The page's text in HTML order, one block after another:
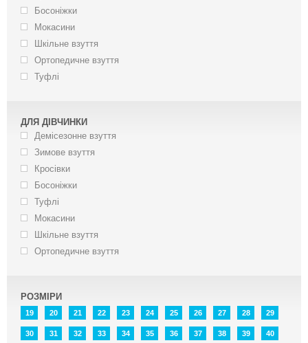
Босоніжки
Мокасини
Шкільне взуття
Ортопедичне взуття
Туфлі
ДЛЯ ДІВЧИНКИ
Демісезонне взуття
Зимове взуття
Кросівки
Босоніжки
Туфлі
Мокасини
Шкільне взуття
Ортопедичне взуття
РОЗМІРИ
19 20 21 22 23 24 25 26 27 28 29
30 31 32 33 34 35 36 37 38 39 40